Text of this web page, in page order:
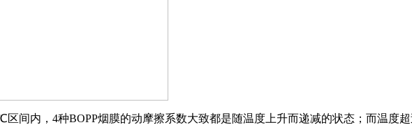
间内，4种BOPP烟膜的动摩擦系数大致都是随温度上升而递减的状态；而温度